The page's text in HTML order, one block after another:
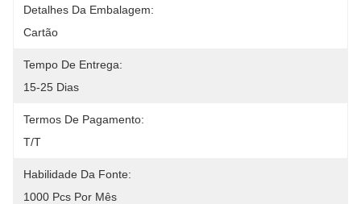
Detalhes Da Embalagem:
Cartão
Tempo De Entrega:
15-25 Dias
Termos De Pagamento:
T/T
Habilidade Da Fonte:
1000 Pcs Por Mês